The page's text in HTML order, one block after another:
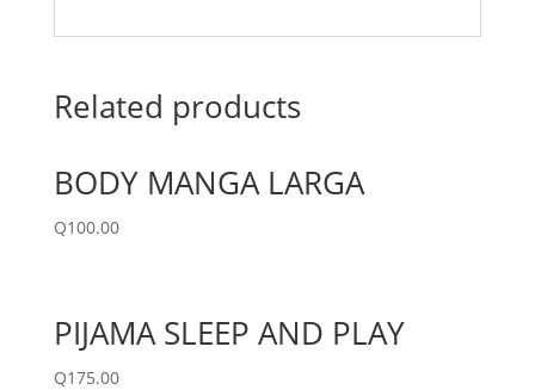
Related products
BODY MANGA LARGA
Q100.00
PIJAMA SLEEP AND PLAY
Q175.00